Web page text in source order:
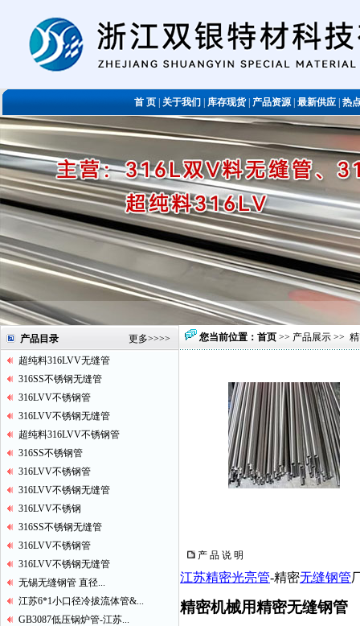
首 页关于我们库存现货|产品资源|最新供应|热
产品目录 更多>>>>
超纯料316LVV无缝管
316SS不锈钢无缝管
316LVV不锈钢管
316LVV不锈钢无缝管
超纯料316LVV不锈钢管
316SS不锈钢管
316LVV不锈钢管
316LVV不锈钢无缝管
316LVV不锈钢
316SS不锈钢无缝管
316LVV不锈钢管
316LVV不锈钢无缝管
无锡无缝钢管 直径...
江苏6*1小口径冷拔流体管&...
GB3087低压锅炉管-江苏...
您当前位置： 首页 >> 产品展示 >>
产 品 说 明
江苏精密光亮管-精密无缝钢管
精密机械用精密无缝钢管